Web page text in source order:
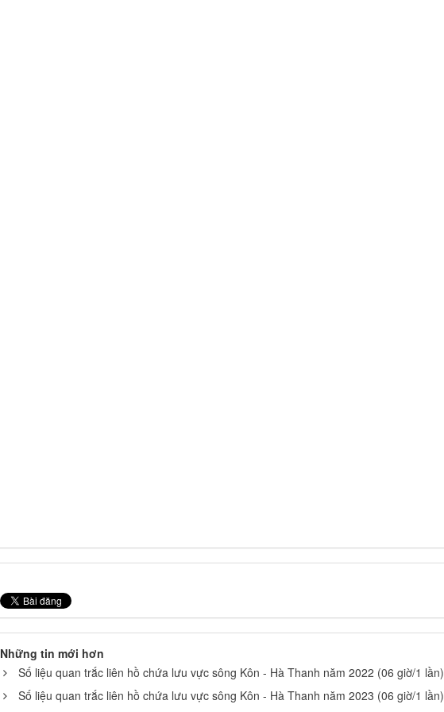
Những tin mới hơn
Số liệu quan trắc liên hồ chứa lưu vực sông Kôn - Hà Thanh năm 2022 (06 giờ/1 lần)
Số liệu quan trắc liên hồ chứa lưu vực sông Kôn - Hà Thanh năm 2023 (06 giờ/1 lần)